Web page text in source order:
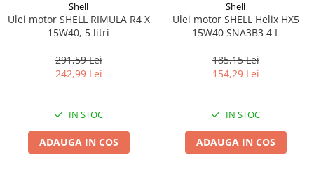
Shell
Ulei motor SHELL RIMULA R4 X
15W40, 5 litri
291,59 Lei
242,99 Lei
IN STOC
ADAUGA IN COS
Shell
Ulei motor SHELL Helix HX5
15W40 SNA3B3 4 L
185,15 Lei
154,29 Lei
IN STOC
ADAUGA IN COS